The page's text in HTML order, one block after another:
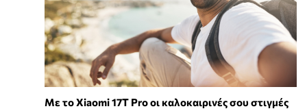
Με το Xiaomi 17T Pro οι καλοκαιρινές σου στιγμές